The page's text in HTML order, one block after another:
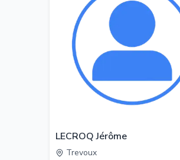
LECROQ Jérôme
Trevoux